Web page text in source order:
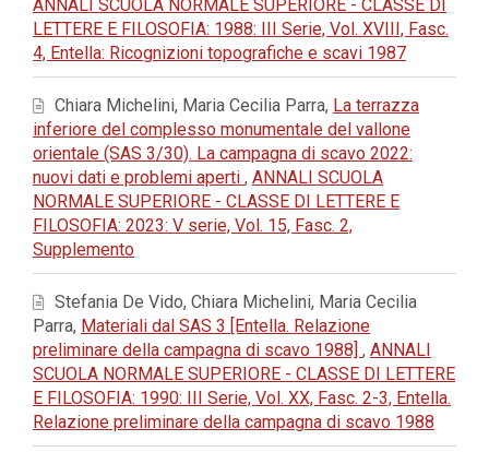
ANNALI SCUOLA NORMALE SUPERIORE - CLASSE DI
LETTERE E FILOSOFIA: 1988: III Serie, Vol. XVIII, Fasc.
4, Entella: Ricognizioni topografiche e scavi 1987
Chiara Michelini, Maria Cecilia Parra, La terrazza
inferiore del complesso monumentale del vallone
orientale (SAS 3/30). La campagna di scavo 2022:
nuovi dati e problemi aperti , ANNALI SCUOLA
NORMALE SUPERIORE - CLASSE DI LETTERE E
FILOSOFIA: 2023: V serie, Vol. 15, Fasc. 2,
Supplemento
Stefania De Vido, Chiara Michelini, Maria Cecilia
Parra, Materiali dal SAS 3 [Entella. Relazione
preliminare della campagna di scavo 1988] , ANNALI
SCUOLA NORMALE SUPERIORE - CLASSE DI LETTERE
E FILOSOFIA: 1990: III Serie, Vol. XX, Fasc. 2-3, Entella.
Relazione preliminare della campagna di scavo 1988